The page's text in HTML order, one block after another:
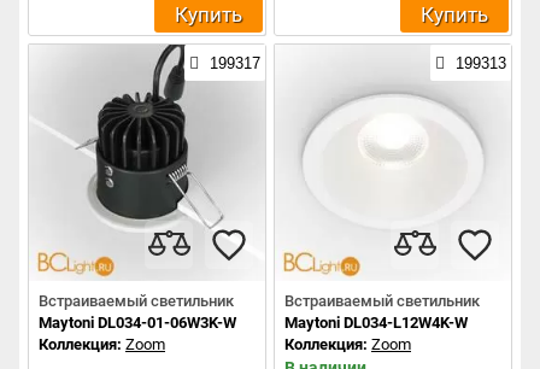
Купить Купить
199317
Встраиваемый светильник
Maytoni DL034-01-06W3K-W
Коллекция: Zoom
199313
Встраиваемый светильник
Maytoni DL034-L12W4K-W
Коллекция: Zoom